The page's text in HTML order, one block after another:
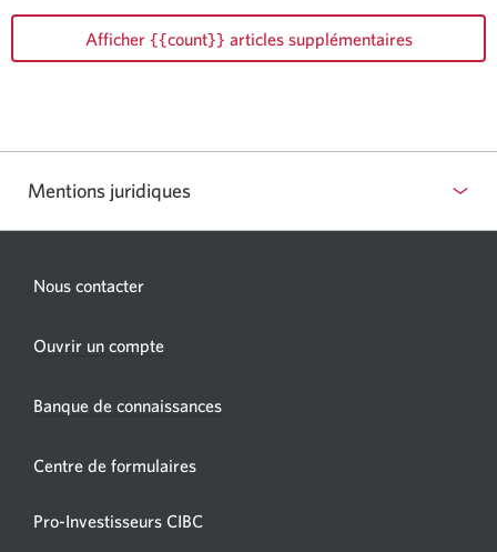
Afficher {{count}} articles supplémentaires
Mentions juridiques
Nous contacter
Ouvrir un compte
Banque de connaissances
Centre de formulaires
Pro-Investisseurs CIBC